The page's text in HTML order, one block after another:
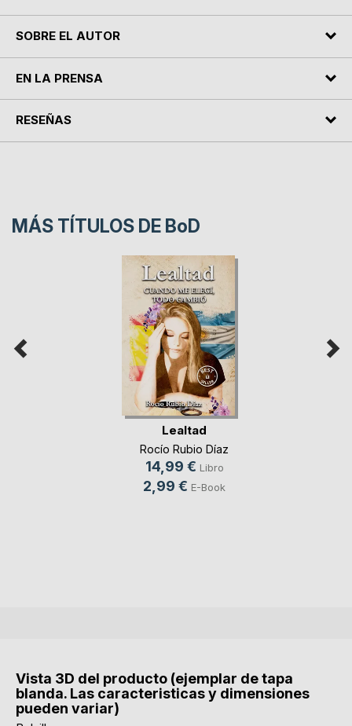
SOBRE EL AUTOR
EN LA PRENSA
RESEÑAS
MÁS TÍTULOS DE BoD
Lealtad
Rocío Rubio Díaz
14,99 € Libro
2,99 € E-Book
Vista 3D del producto (ejemplar de tapa
blanda. Las caracteristicas y dimensiones
pueden variar)